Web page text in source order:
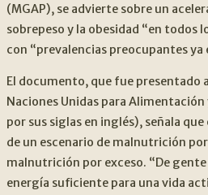
(MGAP), se advierte sobre un
sobrepeso y la obesidad “en todos
con “prevalencias preocupantes ya
El documento, que fue presentado
Naciones Unidas para
por sus siglas en inglés), señala
de un escenario de malnutrición
malnutrición por exceso. “De
energía suficiente para una vida